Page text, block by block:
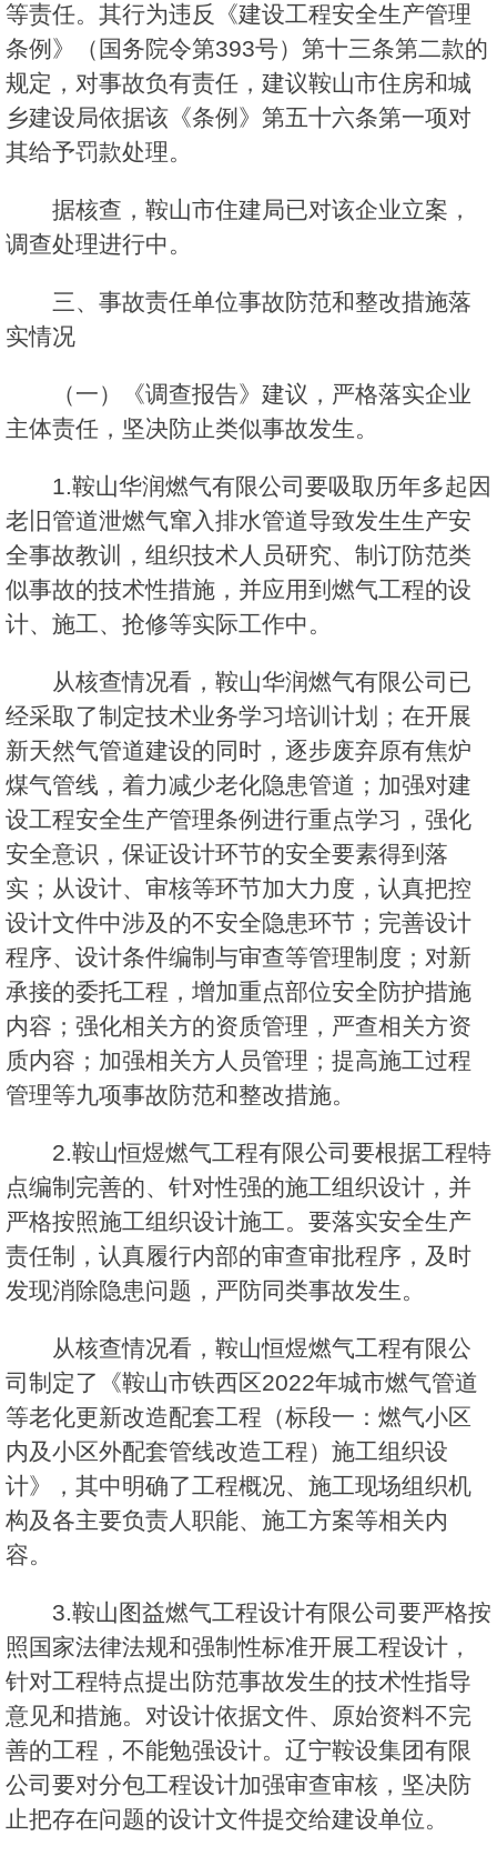
等责任。其行为违反《建设工程安全生产管理
条例》（国务院令第393号）第十三条第二款的
规定，对事故负有责任，建议鞍山市住房和城
乡建设局依据该《条例》第五十六条第一项对
其给予罚款处理。
据核查，鞍山市住建局已对该企业立案，
调查处理进行中。
三、事故责任单位事故防范和整改措施落
实情况
（一）《调查报告》建议，严格落实企业
主体责任，坚决防止类似事故发生。
1.鞍山华润燃气有限公司要吸取历年多起因
老旧管道泄燃气窜入排水管道导致发生生产安
全事故教训，组织技术人员研究、制订防范类
似事故的技术性措施，并应用到燃气工程的设
计、施工、抢修等实际工作中。
从核查情况看，鞍山华润燃气有限公司已
经采取了制定技术业务学习培训计划；在开展
新天然气管道建设的同时，逐步废弃原有焦炉
煤气管线，着力减少老化隐患管道；加强对建
设工程安全生产管理条例进行重点学习，强化
安全意识，保证设计环节的安全要素得到落
实；从设计、审核等环节加大力度，认真把控
设计文件中涉及的不安全隐患环节；完善设计
程序、设计条件编制与审查等管理制度；对新
承接的委托工程，增加重点部位安全防护措施
内容；强化相关方的资质管理，严查相关方资
质内容；加强相关方人员管理；提高施工过程
管理等九项事故防范和整改措施。
2.鞍山恒煜燃气工程有限公司要根据工程特
点编制完善的、针对性强的施工组织设计，并
严格按照施工组织设计施工。要落实安全生产
责任制，认真履行内部的审查审批程序，及时
发现消除隐患问题，严防同类事故发生。
从核查情况看，鞍山恒煜燃气工程有限公
司制定了《鞍山市铁西区2022年城市燃气管道
等老化更新改造配套工程（标段一：燃气小区
内及小区外配套管线改造工程）施工组织设
计》，其中明确了工程概况、施工现场组织机
构及各主要负责人职能、施工方案等相关内
容。
3.鞍山图益燃气工程设计有限公司要严格按
照国家法律法规和强制性标准开展工程设计，
针对工程特点提出防范事故发生的技术性指导
意见和措施。对设计依据文件、原始资料不完
善的工程，不能勉强设计。辽宁鞍设集团有限
公司要对分包工程设计加强审查审核，坚决防
止把存在问题的设计文件提交给建设单位。